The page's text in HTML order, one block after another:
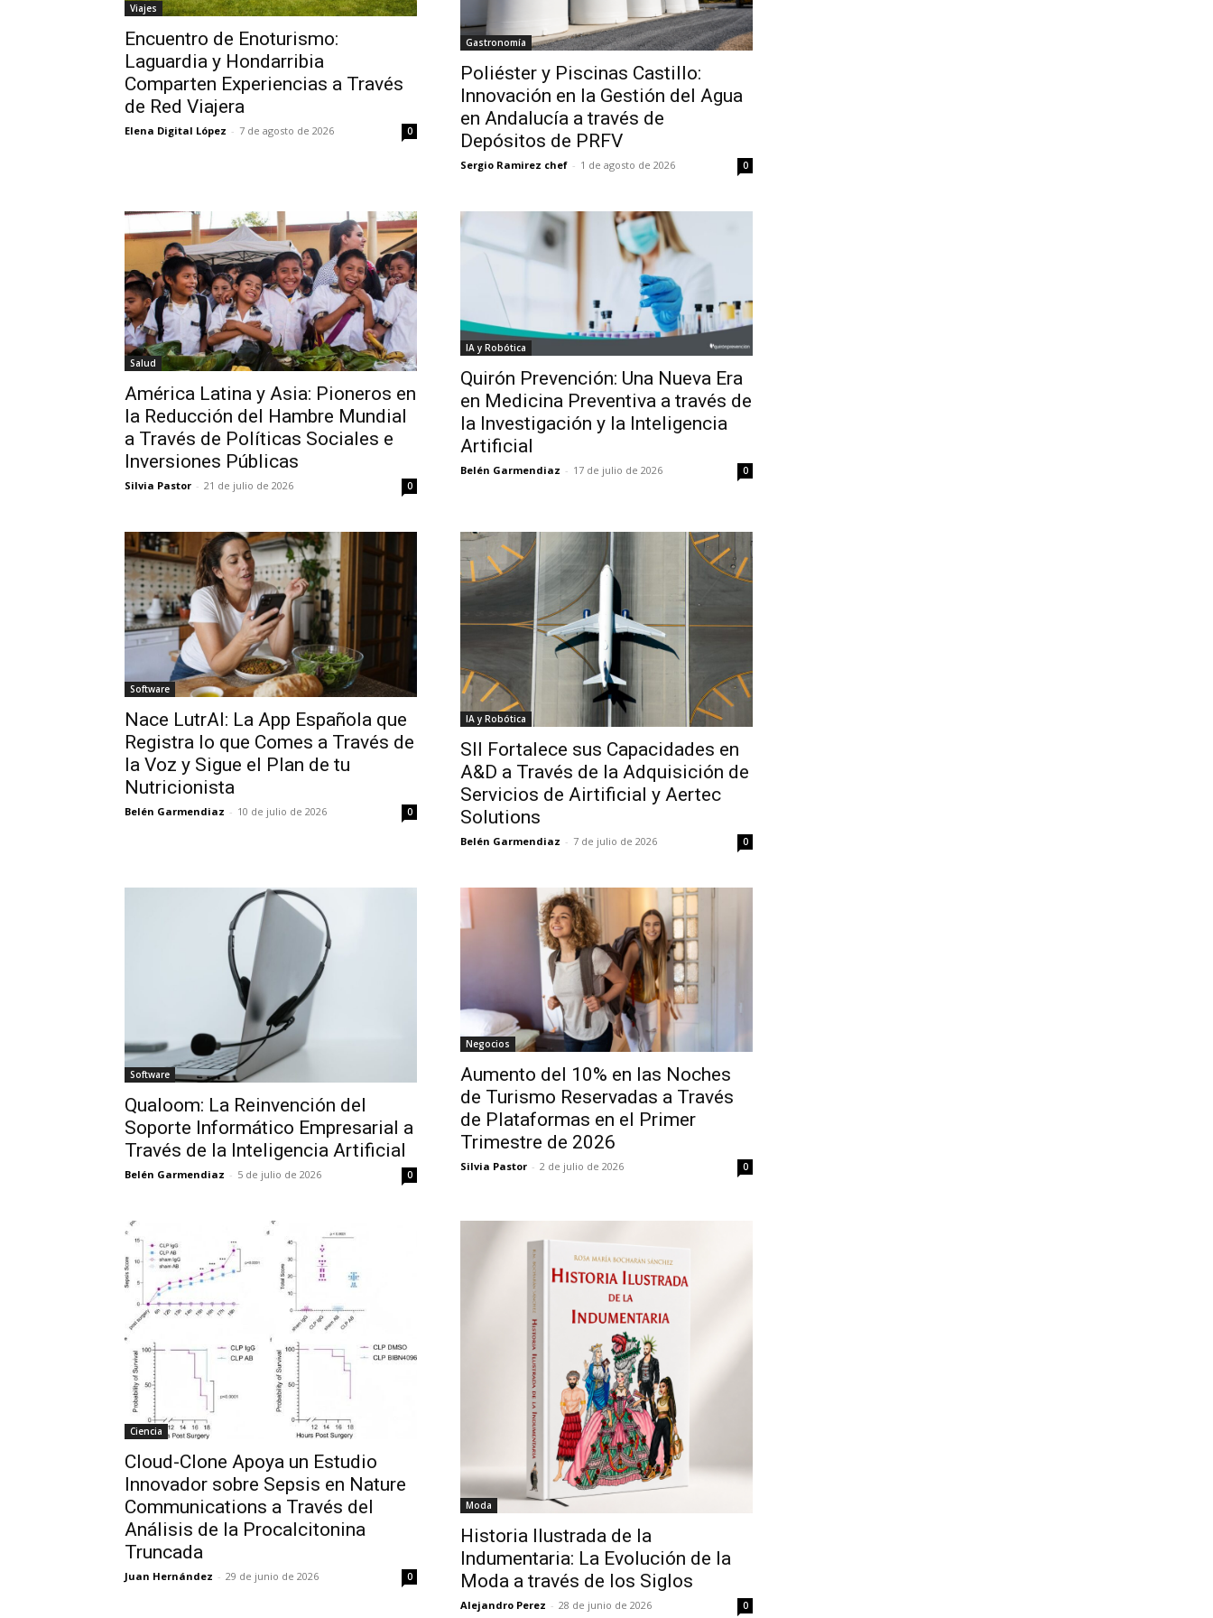
Viajes
Encuentro de Enoturismo:
Laguardia y Hondarribia
Comparten Experiencias a Través
de Red Viajera
Elena Digital López - 7 de agosto de 2026 0
Gastronomía
Poliéster y Piscinas Castillo:
Innovación en la Gestión del Agua
en Andalucía a través de
Depósitos de PRFV
Sergio Ramirez chef - 1 de agosto de 2026 0
Salud
América Latina y Asia: Pioneros en
la Reducción del Hambre Mundial
a Través de Políticas Sociales e
Inversiones Públicas
Silvia Pastor - 21 de julio de 2026 0
IA y Robótica
Quirón Prevención: Una Nueva Era
en Medicina Preventiva a través de
la Investigación y la Inteligencia
Artificial
Belén Garmendiaz - 17 de julio de 2026 0
Software
Nace LutrAI: La App Española que
Registra lo que Comes a Través de
la Voz y Sigue el Plan de tu
Nutricionista
Belén Garmendiaz - 10 de julio de 2026 0
IA y Robótica
SII Fortalece sus Capacidades en
A&D a Través de la Adquisición de
Servicios de Airtificial y Aertec
Solutions
Belén Garmendiaz - 7 de julio de 2026 0
Software
Qualoom: La Reinvención del
Soporte Informático Empresarial a
Través de la Inteligencia Artificial
Belén Garmendiaz - 5 de julio de 2026 0
Negocios
Aumento del 10% en las Noches
de Turismo Reservadas a Través
de Plataformas en el Primer
Trimestre de 2026
Silvia Pastor - 2 de julio de 2026 0
Ciencia
Cloud-Clone Apoya un Estudio
Innovador sobre Sepsis en Nature
Communications a Través del
Análisis de la Procalcitonina
Truncada
Juan Hernández - 29 de junio de 2026 0
Moda
Historia Ilustrada de la
Indumentaria: La Evolución de la
Moda a través de los Siglos
Alejandro Perez - 28 de junio de 2026 0